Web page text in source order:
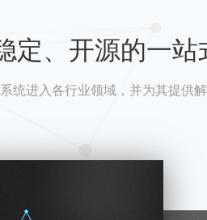
定、开源的一
统进入各行业领域，并为其提供